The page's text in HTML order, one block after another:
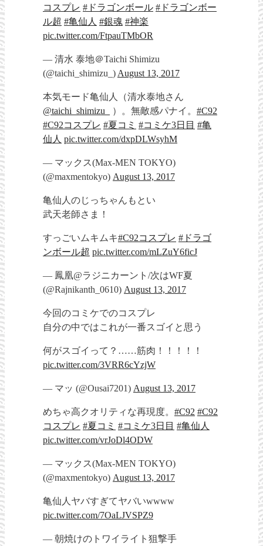
コスプレ #ドラゴンボール #ドラゴンボー
ル超 #亀仙人 #銀魂 #神楽
pic.twitter.com/FtpauTMbOR
— 清水 泰地＠Taichi Shimizu
(@taichi_shimizu_) August 13, 2017
本気モード亀仙人（清水泰地さん
@taichi_shimizu_
）。無敵感パナイ。 #C92
#C92コスプレ #夏コミ #コミケ3日目 #亀
仙人 pic.twitter.com/dxpDLWsyhM
— マックス(Max-MEN TOKYO)
(@maxmentokyo) August 13, 2017
亀仙人のじっちゃんもとい
武天老師さま！
すっごいムキムキ#C92コスプレ #ドラゴ
ンボール超 pic.twitter.com/mLZuY6ficJ
— 鳳凰@ラジニカーント/次はWF夏
(@Rajnikanth_0610) August 13, 2017
今回のコミケでのコスプレ
自分の中ではこれが一番スゴイと思う
何がスゴイって？……筋肉！！！！！
pic.twitter.com/3VRR6cYzjW
— マッ (@Ousai7201) August 13, 2017
めちゃ高クオリティな再現度。 #C92 #C92
コスプレ #夏コミ #コミケ3日目 #亀仙人
pic.twitter.com/vrJoDl4ODW
— マックス(Max-MEN TOKYO)
(@maxmentokyo) August 13, 2017
亀仙人ヤバすぎてヤバいwwww
pic.twitter.com/7OaLJVSPZ9
— 朝焼けのトワイライト狙撃手